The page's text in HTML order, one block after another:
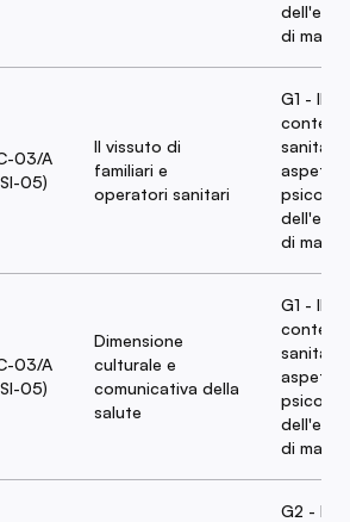
di
03/A
05)
Il vissuto di
familiari e
operatori sanitari
G1 - Il
aspetti
di
03/A
05)
Dimensione
culturale e
comunicativa della
salute
G1 - Il
aspetti
di
G2 -